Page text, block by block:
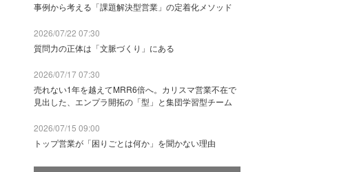
事例から考える「課題解決型営業」の定着化メソッド
2026/07/22 07:30
質問力の正体は「文脈づくり」にある
2026/07/17 07:30
売れない1年を越えてMRR6倍へ。カリスマ営業不在で
見出した、エンプラ開拓の「型」と集団学習型チーム
2026/07/15 09:00
トップ営業が「困りごとは何か」を聞かない理由